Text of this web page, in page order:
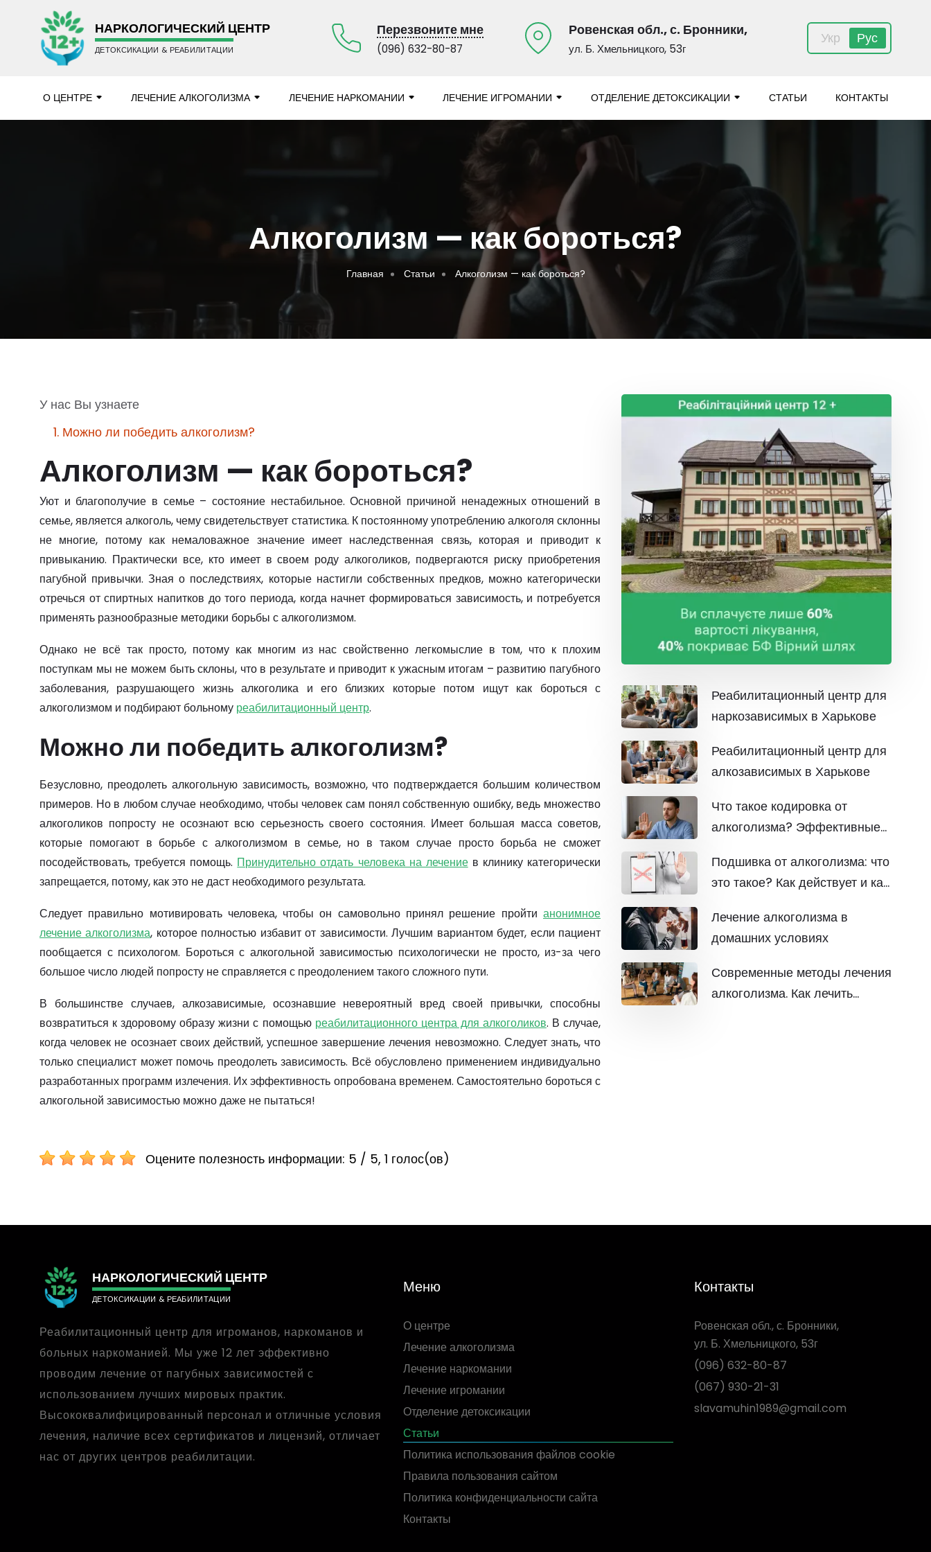
НАРКОЛОГИЧЕСКИЙ ЦЕНТР
ДЕТОКСИКАЦИИ & РЕАБИЛИТАЦИИ
Перезвоните мне
(096) 632-80-87
Ровенская обл., с. Бронники,
ул. Б. Хмельницкого, 53г
Укр Рус
О ЦЕНТРЕ ЛЕЧЕНИЕ АЛКОГОЛИЗМА ЛЕЧЕНИЕ НАРКОМАНИИ ЛЕЧЕНИЕ ИГРОМАНИИ ОТДЕЛЕНИЕ ДЕТОКСИКАЦИИ СТАТЬИ КОНТАКТЫ
Алкоголизм — как бороться?
Главная Статьи Алкоголизм — как бороться?
У нас Вы узнаете
1. Можно ли победить алкоголизм?
Алкоголизм — как бороться?
Уют и благополучие в семье – состояние нестабильное. Основной причиной ненадежных отношений в
семье, является алкоголь, чему свидетельствует статистика. К постоянному употреблению алкоголя склонны
не многие, потому как немаловажное значение имеет наследственная связь, которая и приводит к
привыканию. Практически все, кто имеет в своем роду алкоголиков, подвергаются риску приобретения
пагубной привычки. Зная о последствиях, которые настигли собственных предков, можно категорически
отречься от спиртных напитков до того периода, когда начнет формироваться зависимость, и потребуется
применять разнообразные методики борьбы с алкоголизмом.
Однако не всё так просто, потому как многим из нас свойственно легкомыслие в том, что к плохим
поступкам мы не можем быть склоны, что в результате и приводит к ужасным итогам – развитию пагубного
заболевания, разрушающего жизнь алкоголика и его близких которые потом ищут как бороться с
алкоголизмом и подбирают больному реабилитационный центр.
Можно ли победить алкоголизм?
Безусловно, преодолеть алкогольную зависимость, возможно, что подтверждается большим количеством
примеров. Но в любом случае необходимо, чтобы человек сам понял собственную ошибку, ведь множество
алкоголиков попросту не осознают всю серьезность своего состояния. Имеет большая масса советов,
которые помогают в борьбе с алкоголизмом в семье, но в таком случае просто борьба не сможет
посодействовать, требуется помощь. Принудительно отдать человека на лечениев клинику категорически
запрещается, потому, как это не даст необходимого результата.
Следует правильно мотивировать человека, чтобы он самовольно принял решение пройти анонимное
лечение алкоголизма, которое полностью избавит от зависимости. Лучшим вариантом будет, если пациент
пообщается с психологом. Бороться с алкогольной зависимостью психологически не просто, из-за чего
большое число людей попросту не справляется с преодолением такого сложного пути.
В большинстве случаев, алкозависимые, осознавшие невероятный вред своей привычки, способны
возвратиться к здоровому образу жизни с помощью реабилитационного центра для алкоголиков. В случае,
когда человек не осознает своих действий, успешное завершение лечения невозможно. Следует знать, что
только специалист может помочь преодолеть зависимость. Всё обусловлено применением индивидуально
разработанных программ излечения. Их эффективность опробована временем. Самостоятельно бороться с
алкогольной зависимостью можно даже не пытаться!
Оцените полезность информации: 5 / 5, 1 голос(ов)
Реабилитационный центр для
наркозависимых в Харькове
Реабилитационный центр для
алкозависимых в Харькове
Что такое кодировка от
алкоголизма? Эффективные
Подшивка от алкоголизма: что
это такое? Как действует и как
Лечение алкоголизма в
домашних условиях
Современные методы лечения
алкоголизма. Как лечить
НАРКОЛОГИЧЕСКИЙ ЦЕНТР
ДЕТОКСИКАЦИИ & РЕАБИЛИТАЦИИ
Реабилитационный центр для игроманов, наркоманов и
больных наркоманией. Мы уже 12 лет эффективно
проводим лечение от пагубных зависимостей с
использованием лучших мировых практик.
Высококвалифицированный персонал и отличные условия
лечения, наличие всех сертификатов и лицензий, отличает
нас от других центров реабилитации.
Меню
О центре
Лечение алкоголизма
Лечение наркомании
Лечение игромании
Отделение детоксикации
Статьи
Политика использования файлов cookie
Правила пользования сайтом
Политика конфиденциальности сайта
Контакты
Контакты
Ровенская обл., с. Бронники,
ул. Б. Хмельницкого, 53г
(096) 632-80-87
(067) 930-21-31
slavamuhin1989@gmail.com